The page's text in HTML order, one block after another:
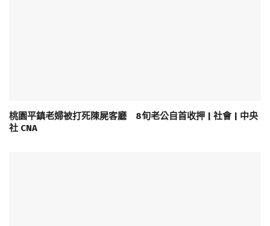
桃園平鎮老婦被打死陳屍客廳 8旬老公自首收押 | 社會 | 中央
社 CNA